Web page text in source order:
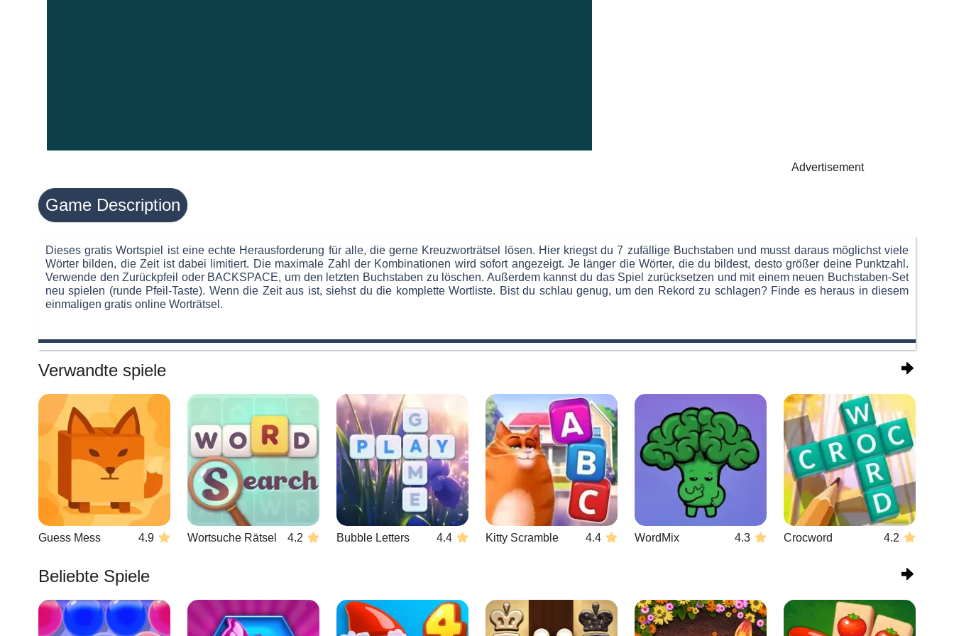
Advertisement
Game Description
Dieses gratis Wortspiel ist eine echte Herausforderung für alle, die gerne Kreuzworträtsel lösen. Hier kriegst du 7 zufällige Buchstaben und musst daraus möglichst viele
Wörter bilden, die Zeit ist dabei limitiert. Die maximale Zahl der Kombinationen wird sofort angezeigt. Je länger die Wörter, die du bildest, desto größer deine Punktzahl.
Verwende den Zurückpfeil oder BACKSPACE, um den letzten Buchstaben zu löschen. Außerdem kannst du das Spiel zurücksetzen und mit einem neuen Buchstaben-Set
neu spielen (runde Pfeil-Taste). Wenn die Zeit aus ist, siehst du die komplette Wortliste. Bist du schlau genug, um den Rekord zu schlagen? Finde es heraus in diesem
einmaligen gratis online Worträtsel.
Verwandte spiele
Guess Mess 4.9 Wortsuche Rätsel 4.2 Bubble Letters 4.4 Kitty Scramble 4.4 WordMix 4.3 Crocword 4.2
Beliebte Spiele